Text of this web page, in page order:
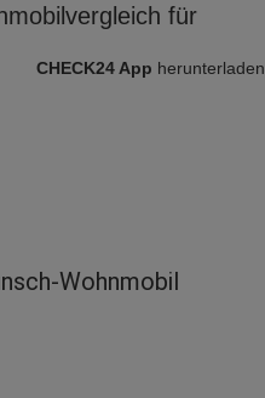
für
CHECK24 App herunterladen
Wohnmobil